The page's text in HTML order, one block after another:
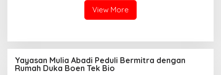
View More
Yayasan Mulia Abadi Peduli Bermitra dengan
Rumah Duka Boen Tek Bio